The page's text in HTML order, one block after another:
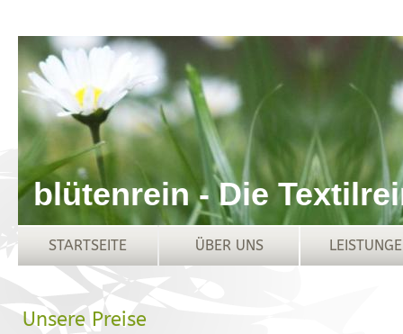
blütenrein - Die
STARTSEITE ÜBER UNS
Unsere Preise